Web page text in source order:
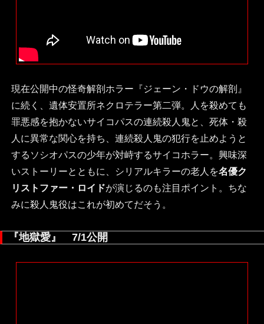
現在公開中の怪奇解剖ホラー『ジェーン・ドウの解剖』
に続く、遺体安置所ネクロテラー第二弾。人を殺めても
罪悪感を抱かないサイコパスの連続殺人鬼と、死体・殺
人に異常な関心を持ち、連続殺人鬼の犯行を止めようと
するソシオパスの少年が対峙するサイコホラー。興味深
いストーリーとともに、シリアルキラーの老人を名優ク
リストファー・ロイドが演じるのも注目ポイント。ちな
みに殺人鬼役はこれが初めてだそう。
『地獄愛』 7/1公開